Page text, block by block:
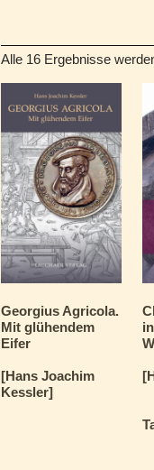
Alle 16 Ergebnisse
Georgius Agricola.
Mit glühendem
Eifer
[Hans Joachim
Kessler]